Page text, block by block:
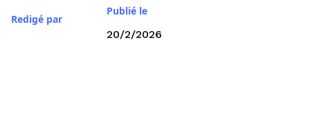
Redigé par
Publié le
20/2/2026